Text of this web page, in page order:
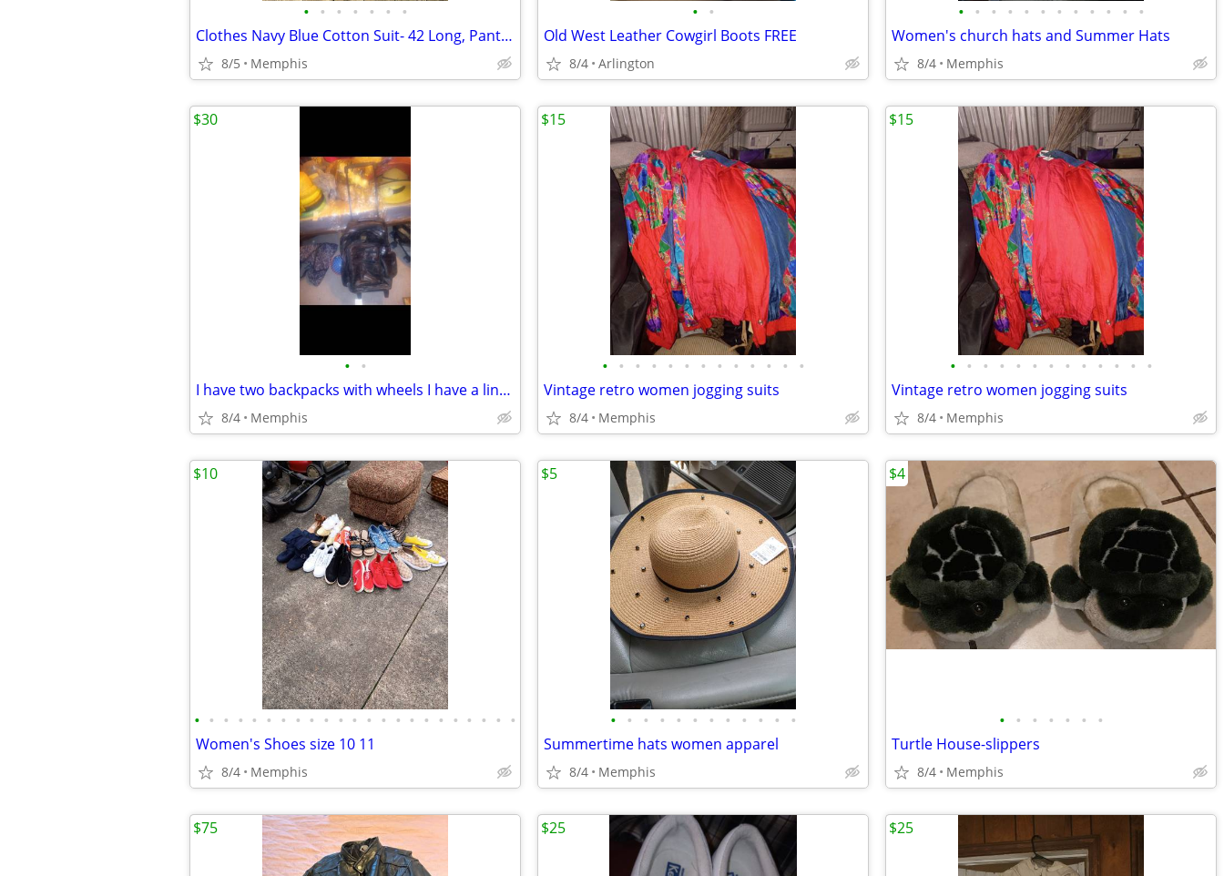
• • • • • • •
Clothes Navy Blue Cotton Suit- 42 Long, Pants 34 W x 31 L Comfortable
8/5 Memphis
• •
Old West Leather Cowgirl Boots FREE
8/4 Arlington
• • • • • • • • • • • •
Women's church hats and Summer Hats
8/4 Memphis
• •
I have two backpacks with wheels I have a linen one and I have a leather one
8/4 Memphis
$30
• • • • • • • • • • • • •
Vintage retro women jogging suits
8/4 Memphis
$15
• • • • • • • • • • • • •
Vintage retro women jogging suits
8/4 Memphis
$15
• • • • • • • • • • • • • • • • • • • • • • •
Women's Shoes size 10 11
8/4 Memphis
$10
• • • • • • • • • • • •
Summertime hats women apparel
8/4 Memphis
$5
• • • • • • •
Turtle House-slippers
8/4 Memphis
$4
$75 $25 $25